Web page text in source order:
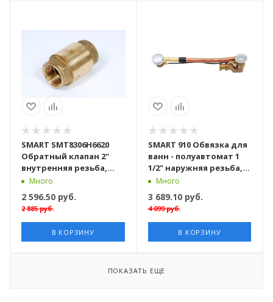
SMART SMT8306Н6620
Обратный клапан 2"
внутренняя резьба,
латунь, 24 штуки в
Много
2 596.50 руб.
2 885руб.
В КОРЗИНУ
SMART 910 Обвязка для
ванн - полуавтомат 1
1/2" наружняя резьба,
латунь, 20 штук в
Много
3 689.10руб.
4 099руб.
В КОРЗИНУ
ПОКАЗАТЬ ЕЩЕ